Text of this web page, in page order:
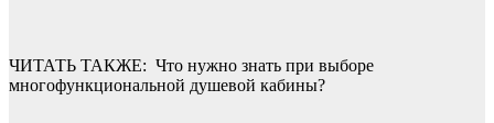
ЧИТАТЬ ТАКЖЕ: Что нужно знать при выборе
многофункциональной душевой кабины?